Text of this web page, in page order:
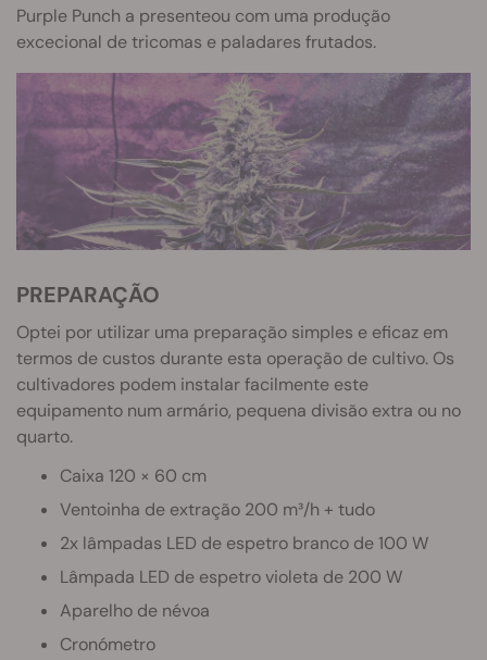
Purple Punch a presenteou com uma produção
excecional de tricomas e paladares frutados.
PREPARAÇÃO
Optei por utilizar uma preparação simples e eficaz em
termos de custos durante esta operação de cultivo. Os
cultivadores podem instalar facilmente este
equipamento num armário, pequena divisão extra ou no
quarto.
Caixa 120 × 60 cm
Ventoinha de extração 200 m³/h + tudo
2x lâmpadas LED de espetro branco de 100 W
Lâmpada LED de espetro violeta de 200 W
Aparelho de névoa
Cronómetro